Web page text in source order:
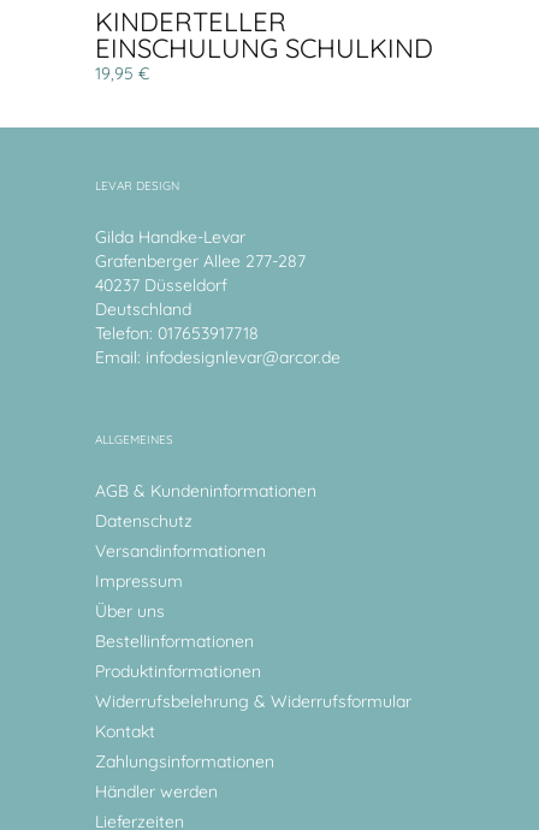
KINDERTELLER
EINSCHULUNG SCHULKIND
19,95 €
LEVAR DESIGN
Gilda Handke-Levar
Grafenberger Allee 277-287
40237 Düsseldorf
Deutschland
Telefon: 017653917718
Email: infodesignlevar@arcor.de
ALLGEMEINES
AGB & Kundeninformationen
Datenschutz
Versandinformationen
Impressum
Über uns
Bestellinformationen
Produktinformationen
Widerrufsbelehrung & Widerrufsformular
Kontakt
Zahlungsinformationen
Händler werden
Lieferzeiten